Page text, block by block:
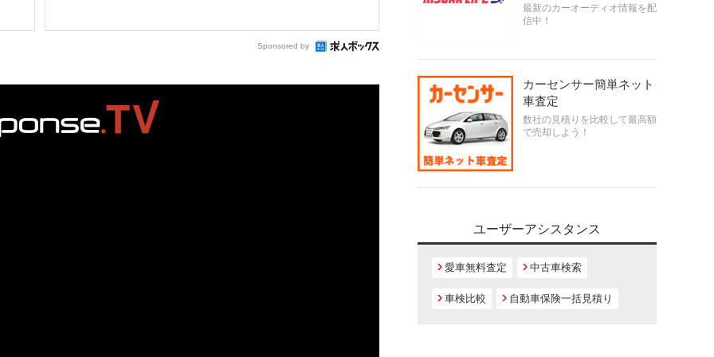
Sponsored by
最新のカーオーディオ情報を配
信中！
カーセンサー簡単ネット
車査定
数社の見積りを比較して最高額
で売却しよう！
ユーザーアシスタンス
愛車無料査定 中古車検索
車検比較 自動車保険一括見積り